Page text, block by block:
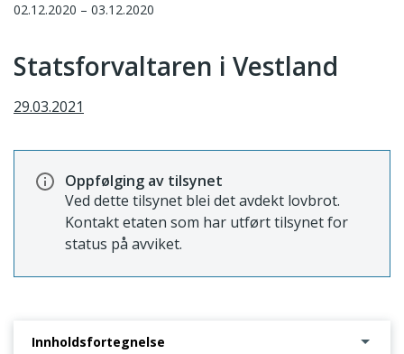
02.12.2020 – 03.12.2020
Statsforvaltaren i Vestland
29.03.2021
Oppfølging av tilsynet
Ved dette tilsynet blei det avdekt lovbrot.
Kontakt etaten som har utført tilsynet for
status på avviket.
Innholdsfortegnelse